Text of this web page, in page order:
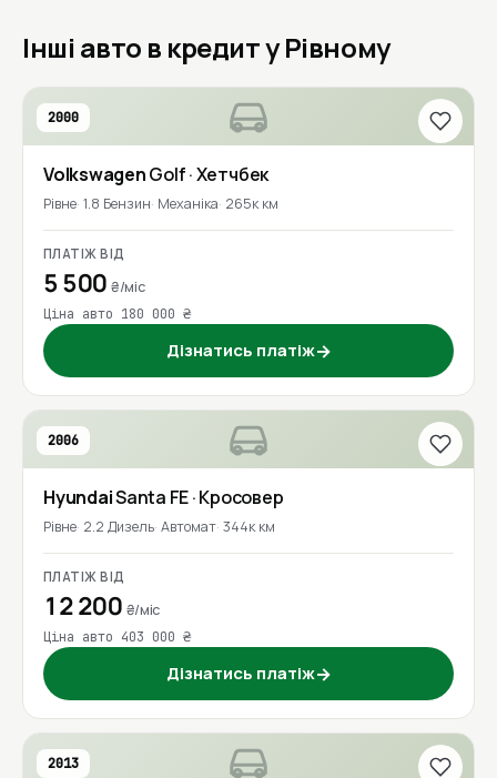
Інші авто в кредит у Рівному
2000
VolkswagenGolf· Хетчбек
Рівне 1.8 Бензин Механіка 265к км
ПЛАТІЖ ВІД
5 500₴/міс
Ціна авто 180 000 ₴
Дізнатись платіж→
2006
HyundaiSanta FE· Кросовер
Рівне 2.2 Дизель Автомат 344к км
ПЛАТІЖ ВІД
12 200 ₴/міс
Ціна авто 403 000 ₴
Дізнатись платіж→
2013